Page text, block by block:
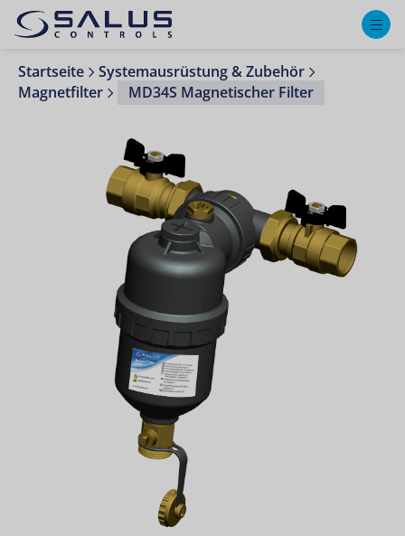
Startseite
Systemausrüstung & Zubehör
Magnetfilter
MD34S Magnetischer Filter